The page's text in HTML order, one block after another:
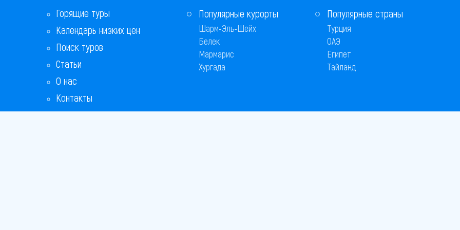
Горящие туры
Календарь низких цен
Поиск туров
Статьи
О нас
Контакты
Популярные курорты
Шарм-Эль-Шейх
Белек
Мармарис
Хургада
Популярные страны
Турция
ОАЭ
Египет
Тайланд